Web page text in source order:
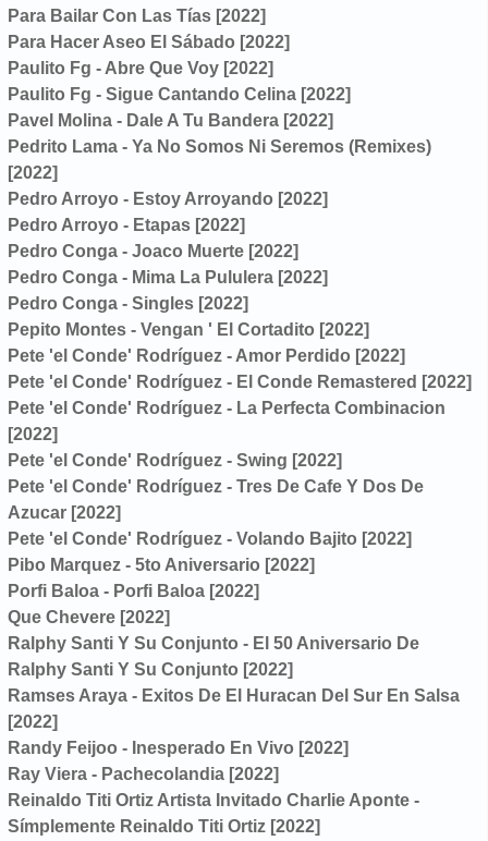
Para Bailar Con Las Tías [2022]
Para Hacer Aseo El Sábado [2022]
Paulito Fg - Abre Que Voy [2022]
Paulito Fg - Sigue Cantando Celina [2022]
Pavel Molina - Dale A Tu Bandera [2022]
Pedrito Lama - Ya No Somos Ni Seremos (Remixes)
[2022]
Pedro Arroyo - Estoy Arroyando [2022]
Pedro Arroyo - Etapas [2022]
Pedro Conga - Joaco Muerte [2022]
Pedro Conga - Mima La Pululera [2022]
Pedro Conga - Singles [2022]
Pepito Montes - Vengan ' El Cortadito [2022]
Pete 'el Conde' Rodríguez - Amor Perdido [2022]
Pete 'el Conde' Rodríguez - El Conde Remastered [2022]
Pete 'el Conde' Rodríguez - La Perfecta Combinacion
[2022]
Pete 'el Conde' Rodríguez - Swing [2022]
Pete 'el Conde' Rodríguez - Tres De Cafe Y Dos De
Azucar [2022]
Pete 'el Conde' Rodríguez - Volando Bajito [2022]
Pibo Marquez - 5to Aniversario [2022]
Porfi Baloa - Porfi Baloa [2022]
Que Chevere [2022]
Ralphy Santi Y Su Conjunto - El 50 Aniversario De
Ralphy Santi Y Su Conjunto [2022]
Ramses Araya - Exitos De El Huracan Del Sur En Salsa
[2022]
Randy Feijoo - Inesperado En Vivo [2022]
Ray Viera - Pachecolandia [2022]
Reinaldo Titi Ortiz Artista Invitado Charlie Aponte -
Símplemente Reinaldo Titi Ortiz [2022]